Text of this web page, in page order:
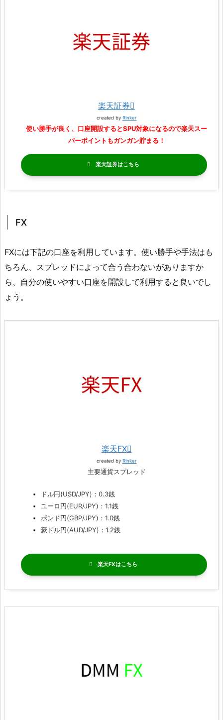
楽天証券
created by Rinker
使い勝手が良く、口座開設するとSPU対象になるので楽天スー
パーポイントもガンガン貯まる！
楽天証券
FX
FXには下記の口座を利用しています。使い勝手や手法はも
ちろん、スプレッドによって合う合わないがありますか
ら、自分の使いやすい口座を開設して利用すると良いでし
ょう。
楽天FX
created by Rinker
主要通貨スプレッド
ドル円(USD/JPY)：0.3銭
ユーロ円(EUR/JPY)：1.1銭
ポンド円(GBP/JPY)：1.0銭
豪ドル円(AUD/JPY)：1.2銭
楽天FX